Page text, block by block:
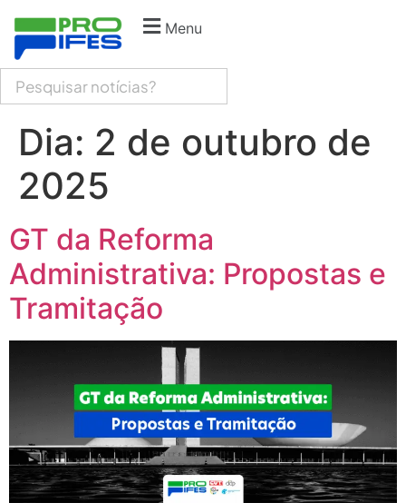
Menu
Dia: 2 de outubro de
2025
GT da Reforma
Administrativa: Propostas e
Tramitação